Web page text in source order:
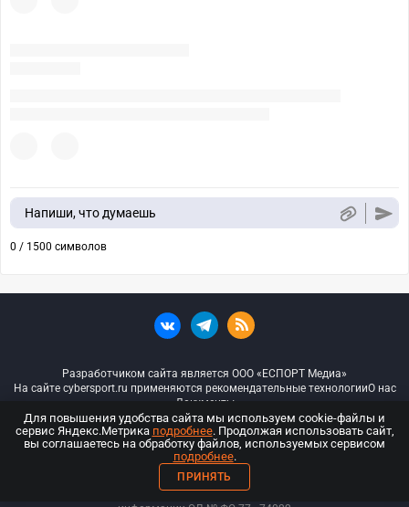
Напиши, что думаешь
0 / 1500 символов
Разработчиком сайта является ООО «ЕСПОРТ Медиа»
На сайте cybersport.ru применяются рекомендательные технологииО нас
Документы
© ООО «Киберспорт.ру» — Все права защищены
18+
ООО «Киберспорт.ру». Свидетельство о регистрации средств массовой
Для повышения удобства сайта мы используем cookie-файлы и
сервис Яндекс.Метрика подробнее. Продолжая использовать сайт,
вы соглашаетесь на обработку файлов, используемых сервисом
подробнее.
ПРИНЯТЬ